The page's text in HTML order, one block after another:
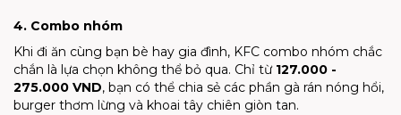
4. Combo nhóm
Khi đi ăn cùng bạn bè hay gia đình, KFC combo nhóm chắc
chắn là lựa chọn không thể bỏ qua. Chỉ từ 127.000 -
275.000 VND, bạn có thể chia sẻ các phần gà rán nóng hổi,
burger thơm lừng và khoai tây chiên giòn tan.